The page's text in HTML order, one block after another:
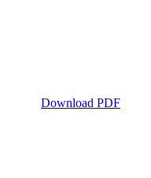
Download PDF